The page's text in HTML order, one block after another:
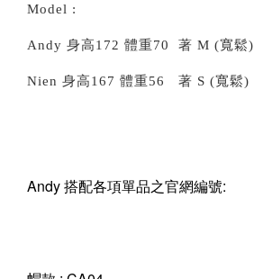
Model :
Andy 身高172 體重70 著 M (寬鬆)
Nien 身高167 體重56 著 S (寬鬆)
Andy搭配各項單品之官網編號: